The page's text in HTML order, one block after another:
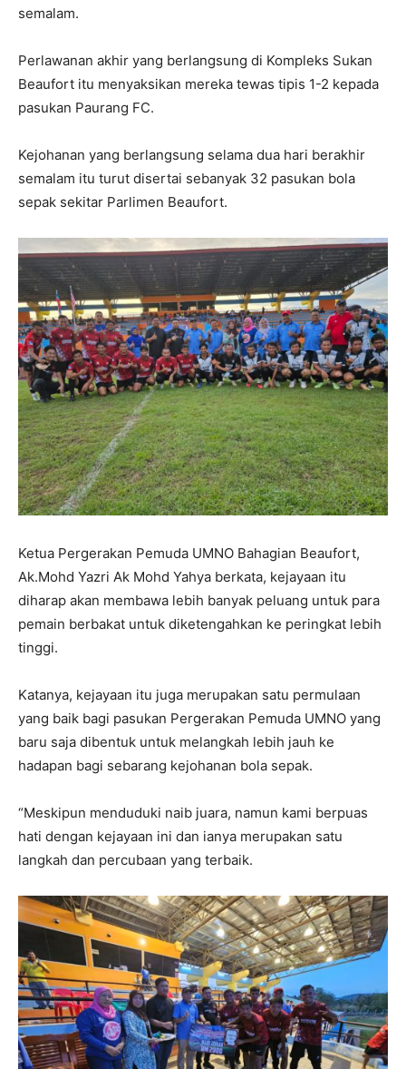
semalam.
Perlawanan akhir yang berlangsung di Kompleks Sukan
Beaufort itu menyaksikan mereka tewas tipis 1-2 kepada
pasukan Paurang FC.
Kejohanan yang berlangsung selama dua hari berakhir
semalam itu turut disertai sebanyak 32 pasukan bola
sepak sekitar Parlimen Beaufort.
Ketua Pergerakan Pemuda UMNO Bahagian Beaufort,
Ak.Mohd Yazri Ak Mohd Yahya berkata, kejayaan itu
diharap akan membawa lebih banyak peluang untuk para
pemain berbakat untuk diketengahkan ke peringkat lebih
tinggi.
Katanya, kejayaan itu juga merupakan satu permulaan
yang baik bagi pasukan Pergerakan Pemuda UMNO yang
baru saja dibentuk untuk melangkah lebih jauh ke
hadapan bagi sebarang kejohanan bola sepak.
“Meskipun menduduki naib juara, namun kami berpuas
hati dengan kejayaan ini dan ianya merupakan satu
langkah dan percubaan yang terbaik.